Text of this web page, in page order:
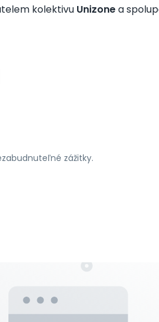
kolektivu Unizonea
zážitky.